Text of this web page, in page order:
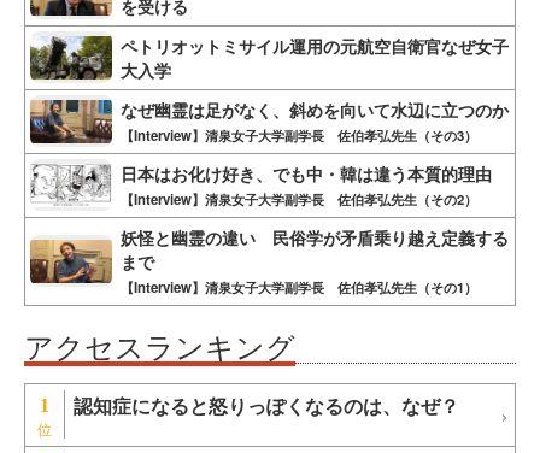
を受ける
ペトリオットミサイル運用の元航空自衛官なぜ女子
大入学
なぜ幽霊は足がなく、斜めを向いて水辺に立つのか
【Interview】清泉女子大学副学長 佐伯孝弘先生（その3）
日本はお化け好き、でも中・韓は違う本質的理由
【Interview】清泉女子大学副学長 佐伯孝弘先生（その2）
妖怪と幽霊の違い 民俗学が矛盾乗り越え定義する
まで
【Interview】清泉女子大学副学長 佐伯孝弘先生（その1）
アクセスランキング
1 認知症になると怒りっぽくなるのは、なぜ？